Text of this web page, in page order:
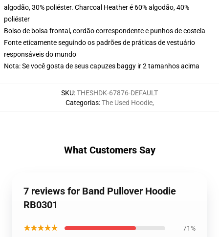
algodão, 30% poliéster. Charcoal Heather é 60% algodão, 40%
poliéster
Bolso de bolsa frontal, cordão correspondente e punhos de costela
Fonte eticamente seguindo os padrões de práticas de vestuário
responsáveis do mundo
Nota: Se você gosta de seus capuzes baggy ir 2 tamanhos acima
SKU:THESHDK-67876-DEFAULT
Categorias:The Used Hoodie,
What Customers Say
7 reviews for Band Pullover Hoodie
RB0301
★★★★★ 71%